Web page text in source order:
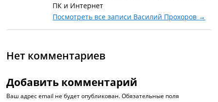
ПК и Интернет
Посмотреть все записи Василий Прохоров →
Нет комментариев
Добавить комментарий
Ваш адрес email не будет опубликован. Обязательные поля